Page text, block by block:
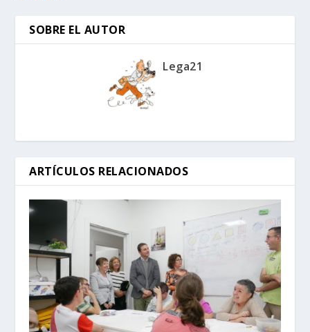
SOBRE EL AUTOR
Lega21
ARTÍCULOS RELACIONADOS